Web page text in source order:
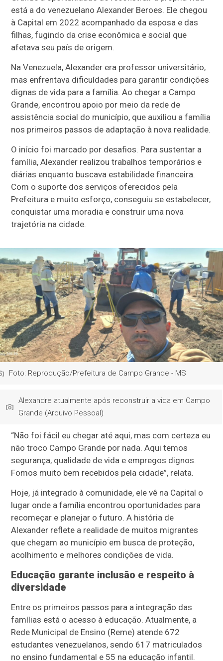
está a do venezuelano Alexander Beroes. Ele chegou
à Capital em 2022 acompanhado da esposa e das
filhas, fugindo da crise econômica e social que
afetava seu país de origem.
Na Venezuela, Alexander era professor universitário,
mas enfrentava dificuldades para garantir condições
dignas de vida para a família. Ao chegar a Campo
Grande, encontrou apoio por meio da rede de
assistência social do município, que auxiliou a família
nos primeiros passos de adaptação à nova realidade.
O início foi marcado por desafios. Para sustentar a
família, Alexander realizou trabalhos temporários e
diárias enquanto buscava estabilidade financeira.
Com o suporte dos serviços oferecidos pela
Prefeitura e muito esforço, conseguiu se estabelecer,
conquistar uma moradia e construir uma nova
trajetória na cidade.
Foto: Reprodução/Prefeitura de Campo Grande - MS
Alexandre atualmente após reconstruir a vida em Campo
Grande (Arquivo Pessoal)
“Não foi fácil eu chegar até aqui, mas com certeza eu
não troco Campo Grande por nada. Aqui temos
segurança, qualidade de vida e empregos dignos.
Fomos muito bem recebidos pela cidade”, relata.
Hoje, já integrado à comunidade, ele vê na Capital o
lugar onde a família encontrou oportunidades para
recomeçar e planejar o futuro. A história de
Alexander reflete a realidade de muitos migrantes
que chegam ao município em busca de proteção,
acolhimento e melhores condições de vida.
Educação garante inclusão e respeito à
diversidade
Entre os primeiros passos para a integração das
famílias está o acesso à educação. Atualmente, a
Rede Municipal de Ensino (Reme) atende 672
estudantes venezuelanos, sendo 617 matriculados
no ensino fundamental e 55 na educação infantil.